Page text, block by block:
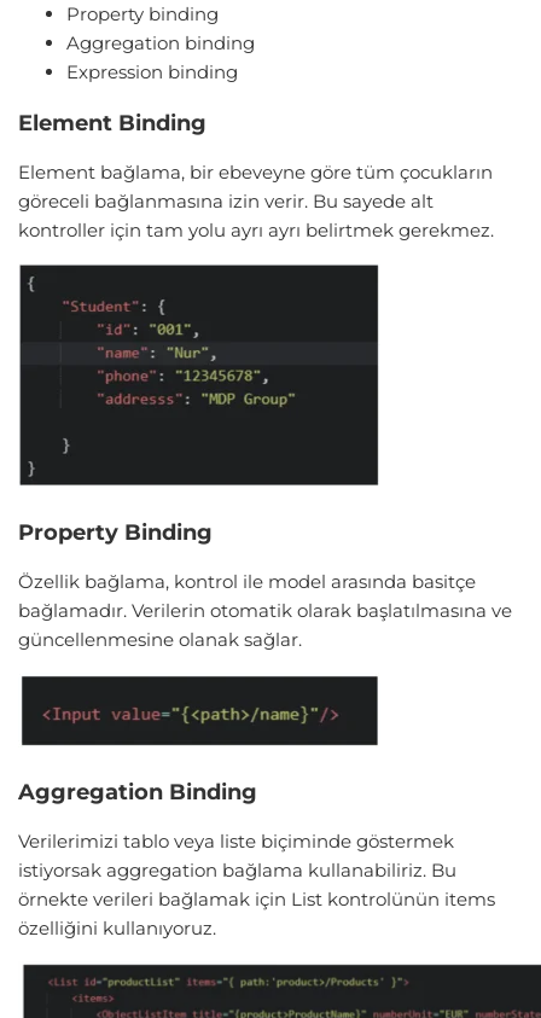
Property binding
Aggregation binding
Expression binding
Element Binding
Element bağlama, bir ebeveyne göre tüm çocukların
göreceli bağlanmasına izin verir. Bu sayede alt
kontroller için tam yolu ayrı ayrı belirtmek gerekmez.
Property Binding
Özellik bağlama, kontrol ile model arasında basitçe
bağlamadır. Verilerin otomatik olarak başlatılmasına ve
güncellenmesine olanak sağlar.
Aggregation Binding
Verilerimizi tablo veya liste biçiminde göstermek
istiyorsak aggregation bağlama kullanabiliriz. Bu
örnekte verileri bağlamak için List kontrolünün items
özelliğini kullanıyoruz.